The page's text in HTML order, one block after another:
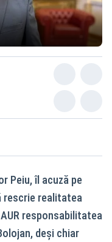
Peiu, îl acuză pe
rescrie realitatea
responsabilitatea
deși chiar